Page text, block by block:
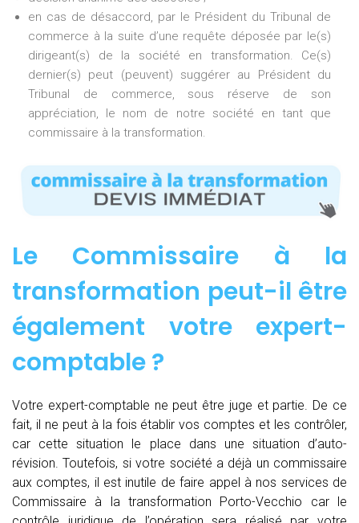
en cas de désaccord, par le Président du Tribunal de
commerce à la suite d’une requête déposée par le(s)
dirigeant(s) de la société en transformation. Ce(s)
dernier(s) peut (peuvent) suggérer au Président du
Tribunal de commerce, sous réserve de son
appréciation, le nom de notre société en tant que
commissaire à la transformation.
Le Commissaire à la
transformation peut-il être
également votre expert-
comptable ?
Votre expert-comptable ne peut être juge et partie. De ce
fait, il ne peut à la fois établir vos comptes et les contrôler,
car cette situation le place dans une situation d’auto-
révision. Toutefois, si votre société a déjà un commissaire
aux comptes, il est inutile de faire appel à nos services de
Commissaire à la transformation Porto-Vecchio car le